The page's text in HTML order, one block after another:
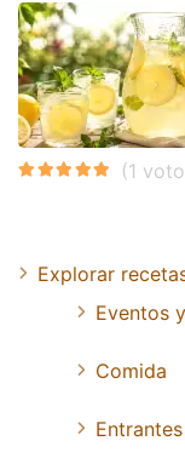
Explorar
Eventos
Comida
Entrantes